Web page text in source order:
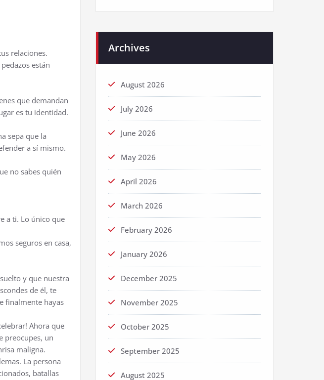
relaciones.
están
que demandan
es tu identidad.
sepa que la
a sí mismo.
no sabes quién
a ti. Lo único que
seguros en casa,
y que nuestra
de él, te
finalmente hayas
Ahora que
preocupes, un
maligna.
La persona
batallas
Archives
August 2026
July 2026
June 2026
May 2026
April 2026
March 2026
February 2026
January 2026
December 2025
November 2025
October 2025
September 2025
August 2025